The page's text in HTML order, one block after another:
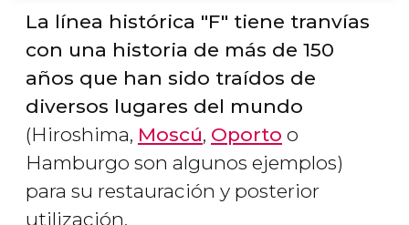
La línea histórica "F" tiene tranvías
con una historia de más de 150
años que han sido traídos de
diversos lugares del mundo
(Hiroshima, Moscú, Oporto o
Hamburgo son algunos ejemplos)
para su restauración y posterior
utilización.